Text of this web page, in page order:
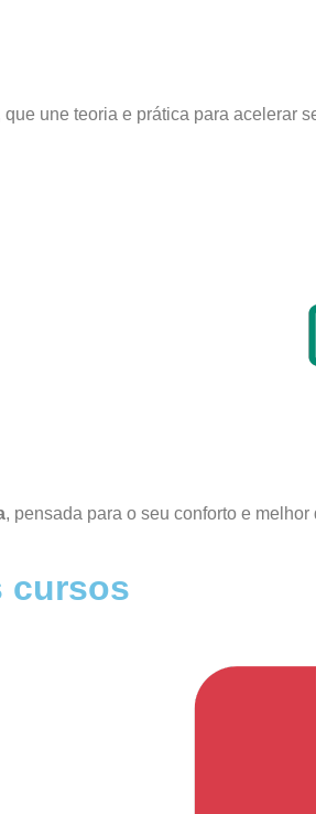
que une teoria e prática para acelerar
, pensada para o seu conforto e melhor
cursos